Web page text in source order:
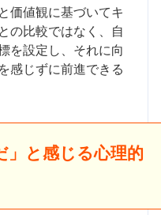
価値観に基づいてキ
の比較ではなく、自
を設定し、それに向
感じずに前進できる
」と感じる心理的